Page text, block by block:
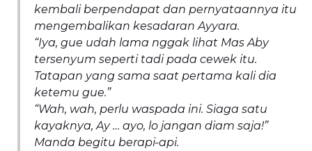
kembali berpendapat dan pernyataannya itu
mengembalikan kesadaran Ayyara.
“Iya, gue udah lama nggak lihat Mas Aby
tersenyum seperti tadi pada cewek itu.
Tatapan yang sama saat pertama kali dia
ketemu gue.”
“Wah, wah, perlu waspada ini. Siaga satu
kayaknya, Ay … ayo, lo jangan diam saja!”
Manda begitu berapi-api.